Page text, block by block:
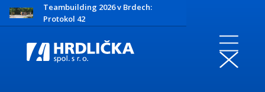
Teambuilding 2026 v Brdech:
Protokol 42